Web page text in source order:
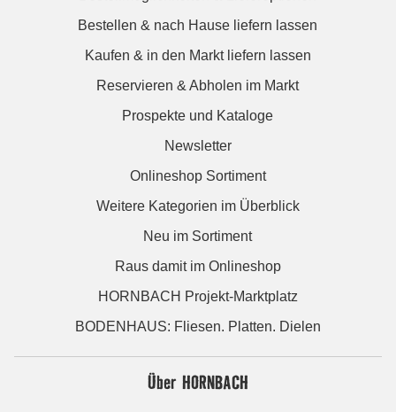
Bestellen & nach Hause liefern lassen
Kaufen & in den Markt liefern lassen
Reservieren & Abholen im Markt
Prospekte und Kataloge
Newsletter
Onlineshop Sortiment
Weitere Kategorien im Überblick
Neu im Sortiment
Raus damit im Onlineshop
HORNBACH Projekt-Marktplatz
BODENHAUS: Fliesen. Platten. Dielen
Über HORNBACH